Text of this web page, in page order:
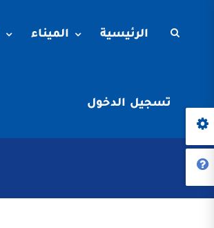
الرئيسية الميناء
تسجيل الدخول